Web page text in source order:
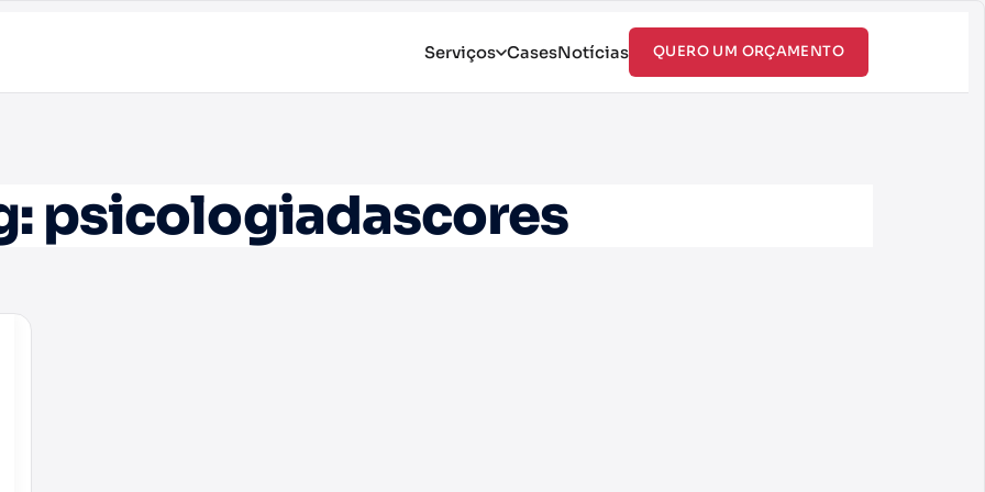
Serviços CasesNotícias QUERO UM ORÇAMENTO
psicologiadascores